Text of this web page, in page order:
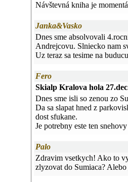
Návštevná kniha je
Janka&Vasko
Dnes sme absolvovali
Andrejcovu. Slniecko nam
Uz teraz sa tesime na
Fero
Skialp Kralova hola
Dnes sme isli so zenou zo
Da sa slapat hned z
dost sfukane.
Je potrebny este ten
Palo
Zdravim vsetkych! Ako to
zlyzovat do Sumiaca?